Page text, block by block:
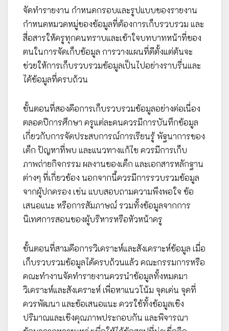
จัดทำรายงาน กำหนดกรอบและรูปแบบของรายงาน
กำหนดหมวดหมู่ของข้อมูลที่ต้องการเก็บรวบรวม และ
สื่อสารให้ครูทุกคนทราบและเข้าใจบทบาทหน้าที่ของ
ตนในการจัดเก็บข้อมูล การวางแผนที่ดีตั้งแต่ต้นจะ
ช่วยให้การเก็บรวบรวมข้อมูลเป็นไปอย่างราบรื่นและ
ได้ข้อมูลที่ครบถ้วน
ขั้นตอนที่สองคือการเก็บรวบรวมข้อมูลอย่างต่อเนื่อง
ตลอดปีการศึกษา ครูแต่ละคนควรมีการบันทึกข้อมูล
เกี่ยวกับการจัดประสบการณ์การเรียนรู้ พัฐนาการของ
เด็ก ปัญหาที่พบ และแนวทางแก้ไข ควรมีการเก็บ
ภาพถ่ายกิจกรรม ผลงานของเด็ก และเอกสารหลักฐาน
ต่างๆ ที่เกี่ยวข้อง นอกจากนี้ควรมีการรวบรวมข้อมูล
จากผู้ปกครอง เช่น แบบสอบถามความพึงพอใจ ข้อ
เสนอแนะ หรือการสัมภาษณ์ รวมทั้งข้อมูลจากการ
นิเทศการสอนของผู้บริหารหรือหัวหน้าครู
ขั้นตอนที่สามคือการวิเคราะห์และสังเคราะห์ข้อมูล เมื่อ
เก็บรวบรวมข้อมูลได้ครบถ้วนแล้ว คณะกรรมการหรือ
คณะทำงานจัดทำรายงานควรนำข้อมูลทั้งหมดมา
วิเคราะห์และสังเคราะห์ เพื่อหาแนวโน้ม จุดเด่น จุดที่
ควรพัฒนา และข้อเสนอแนะ ควรใช้ทั้งข้อมูลเชิง
ปริมาณและเชิงคุณภาพประกอบกัน และพิจารณา